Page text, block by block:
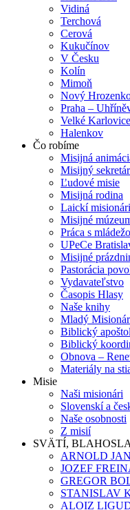
Vidiná
Terchová
Cerová
Kukučínov
V Česku
Kolín
Mimoň
Nový
Praha –
Velké Karlovice
Halenkov
Čo robíme
Misijná
Misijný sekretár
Ľudové misie
Misijná rodina
Laickí
Misijné
Práca s
UPeCe
Misijné
Pastorácia
Vydavateľstvo
Časopis Hlasy
Naše knihy
Mladý Misionár
Biblický
Biblický
Obnova –
Materiály na
Misie
Naši misionári
Slovenskí a
Naše osobnosti
Z misií
SVÄTÍ,
ARNOLD
JOZEF
GREGOR
STANISLAV
ALOIZ